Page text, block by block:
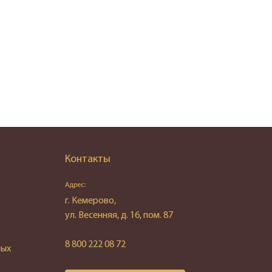
Контакты
Адрес:
г. Кемерово,
ул. Весенняя, д. 16, пом. 87
8 800 222 08 72